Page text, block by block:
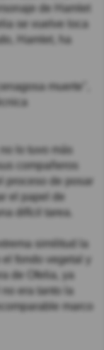
de Hamlet
se vuelve loca
Hamlet, ha
muerte",
lo tuvo más
compañeros
proceso de posar
el papel de
difícil tarea.
similitud la
fondo vegetal y
de Ofelia, ya
era tanto la
marco